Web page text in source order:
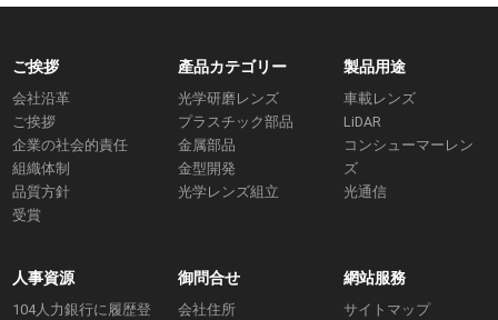
ご挨拶
会社沿革
ご挨拶
企業の社会的責任
組織体制
品質方針
受賞
產品カテゴリー
光学研磨レンズ
プラスチック部品
金属部品
金型開発
光学レンズ組立
製品用途
車載レンズ
LiDAR
コンシューマーレン
ズ
光通信
人事資源
104人力銀行に履歴登
御問合せ
会社住所
網站服務
サイトマップ